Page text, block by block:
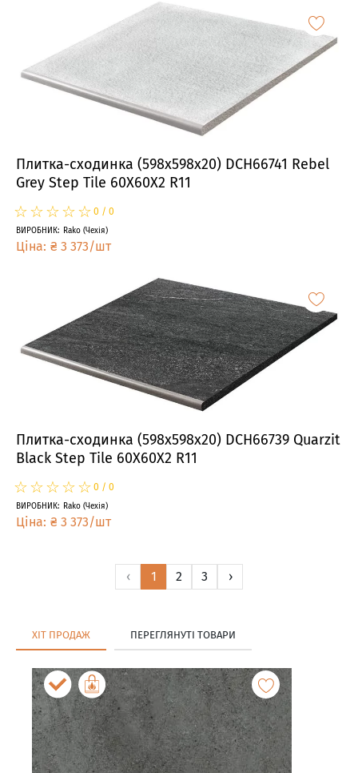
Плитка-сходинка (598x598x20) DCH66741 Rebel
Grey Step Tile 60X60X2 R11
☆
★☆
★☆
★☆
★☆
★ 0 / 0
ВИРОБНИК: Rako (Чехія)
Ціна: ₴ 3 373/шт
Плитка-сходинка (598x598x20) DCH66739 Quarzit
Black Step Tile 60X60X2 R11
☆
★☆
★☆
★☆
★☆
★ 0 / 0
ВИРОБНИК: Rako (Чехія)
Ціна: ₴ 3 373/шт
‹ 1 2 3 ›
ХІТ ПРОДАЖ ПЕРЕГЛЯНУТІ ТОВАРИ